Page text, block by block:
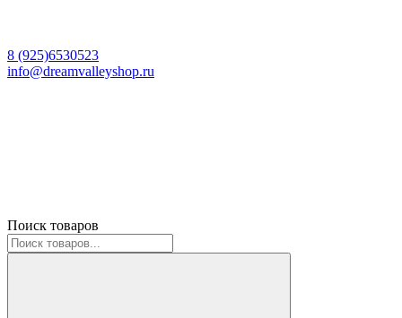
8 (925)6530523
info@dreamvalleyshop.ru
Поиск товаров